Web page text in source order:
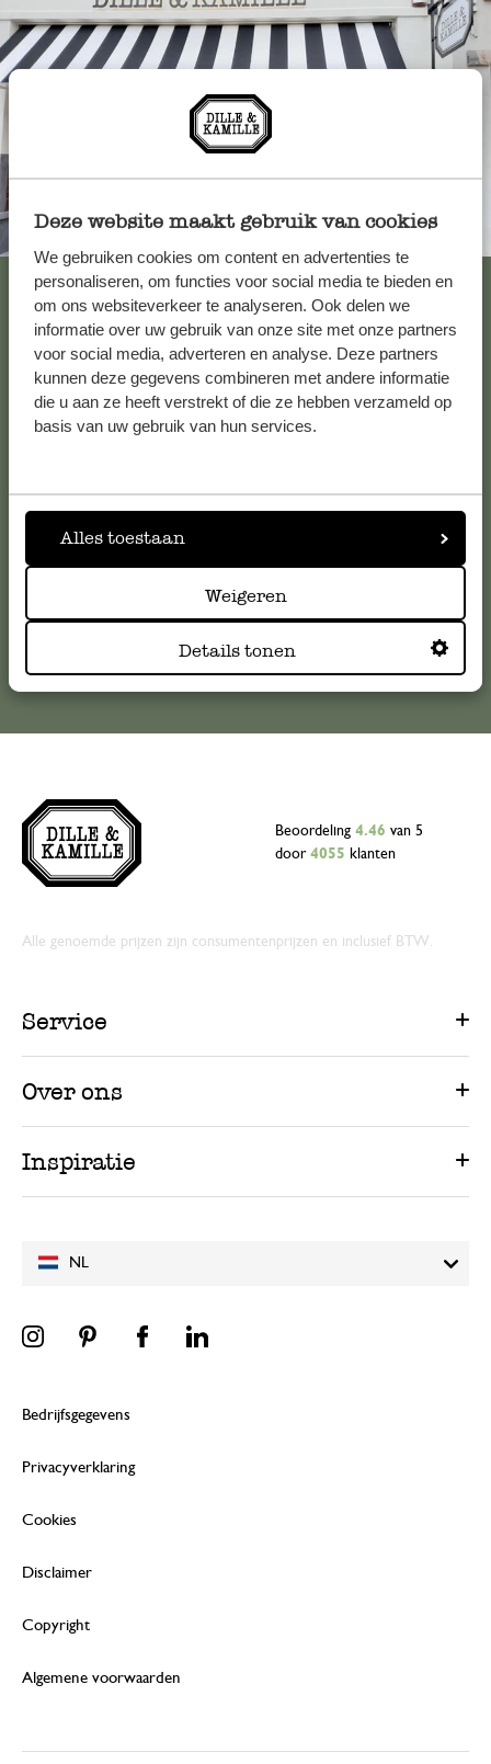
Deze website maakt gebruik van cookies
We gebruiken cookies om content en advertenties te
personaliseren, om functies voor social media te bieden en
om ons websiteverkeer te analyseren. Ook delen we
informatie over uw gebruik van onze site met onze partners
voor social media, adverteren en analyse. Deze partners
kunnen deze gegevens combineren met andere informatie
die u aan ze heeft verstrekt of die ze hebben verzameld op
basis van uw gebruik van hun services.
Alles toestaan
Weigeren
Details tonen
Altijd in de buurt
Bekijk alle 62 winkels
Klantenservice
Voor vragen, tips of hulp kun je contact opnemen met onze
Online Klantenservice
NL
Beoordeling 4.46 van 5
door 4055 klanten
Alle genoemde prijzen zijn consumentenprijzen en inclusief BTW.
Service
Over ons
Inspiratie
Bedrijfsgegevens
Privacyverklaring
Cookies
Disclaimer
Copyright
Algemene voorwaarden